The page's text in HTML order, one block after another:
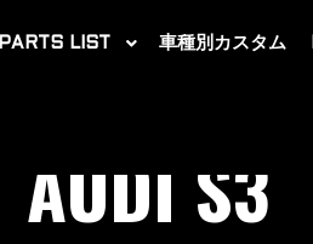
PARTS LIST 車種別カスタム
AUDI S3